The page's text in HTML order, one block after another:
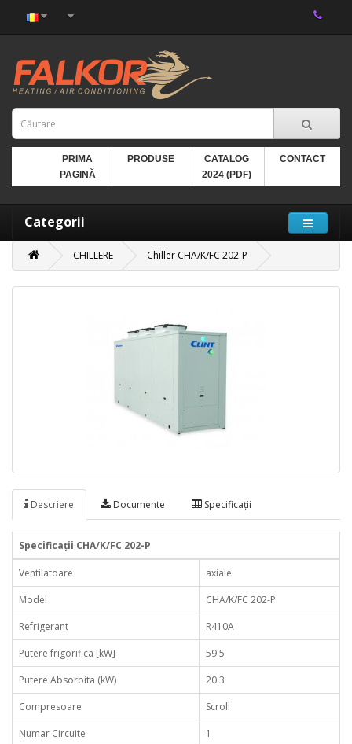
PRIMA
PAGINĂ
PRODUSE
CATALOG
2024 (PDF)
CONTACT
Categorii
CHILLERE Chiller CHA/K/FC 202-P
Descriere Documente Specificaţii
Specificaţii CHA/K/FC 202-P
Ventilatoare
axiale
Model
CHA/K/FC 202-P
Refrigerant
R410A
Putere frigorifica [kW]
59.5
Putere Absorbita (kW)
20.3
Compresoare
Scroll
Numar Circuite
1